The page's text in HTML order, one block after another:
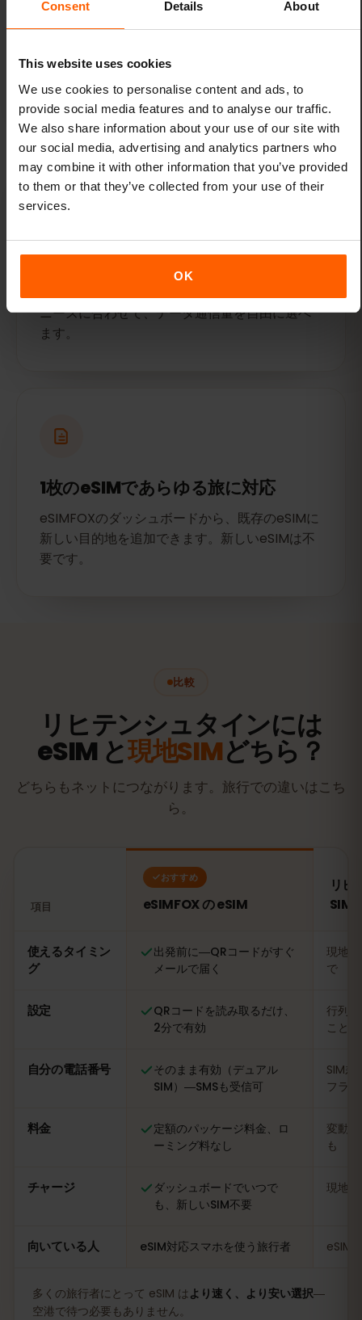
Consent Details About
This website uses cookies
We use cookies to personalise content and ads, to
provide social media features and to analyse our traffic.
We also share information about your use of our site with
our social media, advertising and analytics partners who
may combine it with other information that you’ve provided
to them or that they’ve collected from your use of their
services.
OK
数回タップするだけで接続できます
うすれば、到着後すぐにデータ通信をご利用い
ただけます。
柔軟なプラン
リヒテンシュタイン向けの手頃な価格のデータ
ニーズに合わせて、データ通信量を自由に選べ
ます。
1枚のeSIMであらゆる旅に対応
eSIMFOXのダッシュボードから、既存のeSIMに
新しい目的地を追加できます。新しいeSIMは不
要です。
比較
リヒテンシュタインには
eSIM と現地SIMどちら？
どちらもネットにつながります。旅行での違いはこち
ら。
項目
おすすめ
eSIMFOX の eSIM
リヒ
SIM
使えるタイミン
グ
出発前に―QRコードがすぐ
メールで届く
現地
で
設定
QRコードを読み取るだけ、
2分で有効
行列
ことも
自分の電話番号
そのまま有効（デュアル
SIM）―SMSも受信可
SIM
フラ
料金
定額のパッケージ料金、ロ
ーミング料なし
変動
も
チャージ
ダッシュボードでいつで
も、新しいSIM不要
現地
向いている人 eSIM対応スマホを使う旅行者 eSIM
多くの旅行者にとって eSIM は より速く、より安い選択―
空港で待つ必要もありません。